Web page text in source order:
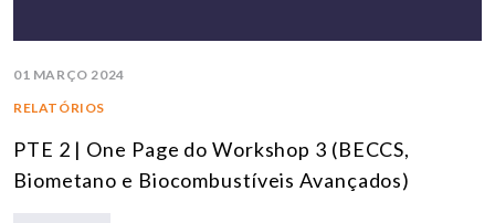
01 MARÇO 2024
RELATÓRIOS
PTE 2 | One Page do Workshop 3 (BECCS,
Biometano e Biocombustíveis Avançados)